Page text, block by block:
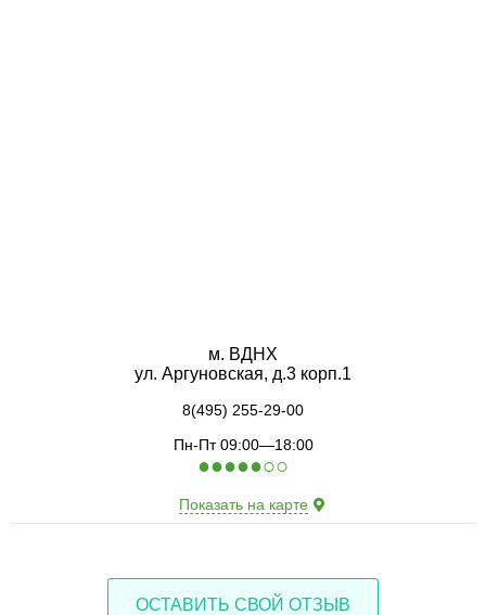
м. ВДНХ
ул. Аргуновская, д.3 корп.1
8(495) 255-29-00
Пн-Пт 09:00—18:00
●●●●●○○
Показать на карте
ОСТАВИТЬ СВОЙ ОТЗЫВ